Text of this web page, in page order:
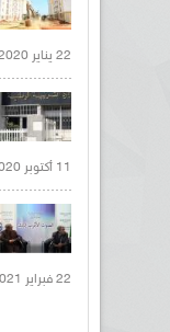
22 يناير 2020 |
11 أكتوبر 2020 |
22 فبراير 2021 |